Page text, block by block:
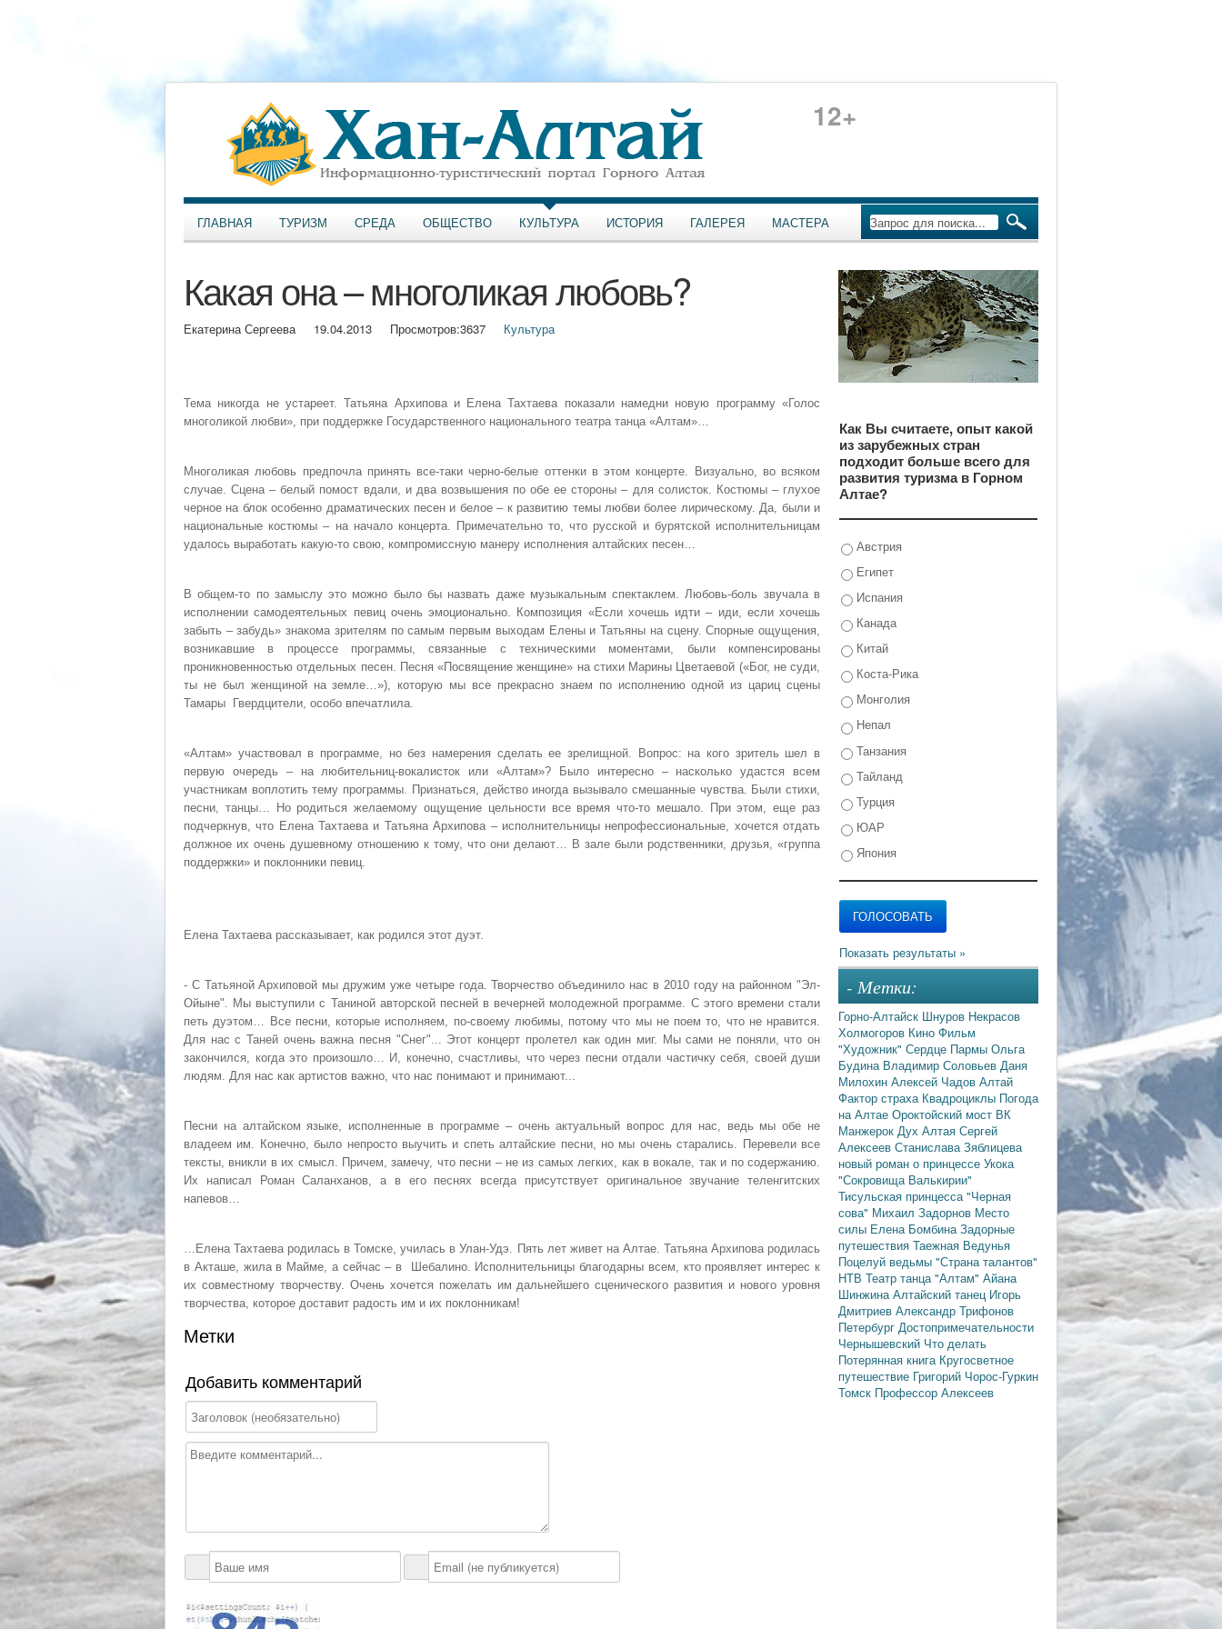
12+
ГЛАВНАЯ ТУРИЗМ СРЕДА ОБЩЕСТВО КУЛЬТУРА ИСТОРИЯ ГАЛЕРЕЯ МАСТЕРА
Какая она – многоликая любовь?
Екатерина Сергеева 19.04.2013 Просмотров:3637 Культура
Тема никогда не устареет. Татьяна Архипова и Елена Тахтаева показали намедни новую программу «Голос
многоликой любви», при поддержке Государственного национального театра танца «Алтам»…
Многоликая любовь предпочла принять все-таки черно-белые оттенки в этом концерте. Визуально, во всяком
случае. Сцена – белый помост вдали, и два возвышения по обе ее стороны – для солисток. Костюмы – глухое
черное на блок особенно драматических песен и белое – к развитию темы любви более лирическому. Да, были и
национальные костюмы – на начало концерта. Примечательно то, что русской и бурятской исполнительницам
удалось выработать какую-то свою, компромиссную манеру исполнения алтайских песен…
В общем-то по замыслу это можно было бы назвать даже музыкальным спектаклем. Любовь-боль звучала в
исполнении самодеятельных певиц очень эмоционально. Композиция «Если хочешь идти – иди, если хочешь
забыть – забудь» знакома зрителям по самым первым выходам Елены и Татьяны на сцену. Спорные ощущения,
возникавшие в процессе программы, связанные с техническими моментами, были компенсированы
проникновенностью отдельных песен. Песня «Посвящение женщине» на стихи Марины Цветаевой («Бог, не суди,
ты не был женщиной на земле…»), которую мы все прекрасно знаем по исполнению одной из цариц сцены
Тамары Гвердцители, особо впечатлила.
«Алтам» участвовал в программе, но без намерения сделать ее зрелищной. Вопрос: на кого зритель шел в
первую очередь – на любительниц-вокалисток или «Алтам»? Было интересно – насколько удастся всем
участникам воплотить тему программы. Признаться, действо иногда вызывало смешанные чувства. Были стихи,
песни, танцы… Но родиться желаемому ощущение цельности все время что-то мешало. При этом, еще раз
подчеркнув, что Елена Тахтаева и Татьяна Архипова – исполнительницы непрофессиональные, хочется отдать
должное их очень душевному отношению к тому, что они делают… В зале были родственники, друзья, «группа
поддержки» и поклонники певиц.
Елена Тахтаева рассказывает, как родился этот дуэт.
- С Татьяной Архиповой мы дружим уже четыре года. Творчество объединило нас в 2010 году на районном "Эл-
Ойыне". Мы выступили с Таниной авторской песней в вечерней молодежной программе. С этого времени стали
петь дуэтом… Все песни, которые исполняем, по-своему любимы, потому что мы не поем то, что не нравится.
Для нас с Таней очень важна песня "Снег"... Этот концерт пролетел как один миг. Мы сами не поняли, что он
закончился, когда это произошло… И, конечно, счастливы, что через песни отдали частичку себя, своей души
людям. Для нас как артистов важно, что нас понимают и принимают...
Песни на алтайском языке, исполненные в программе – очень актуальный вопрос для нас, ведь мы обе не
владеем им. Конечно, было непросто выучить и спеть алтайские песни, но мы очень старались. Перевели все
тексты, вникли в их смысл. Причем, замечу, что песни – не из самых легких, как в вокале, так и по содержанию.
Их написал Роман Саланханов, а в его песнях всегда присутствует оригинальное звучание теленгитских
напевов…
…Елена Тахтаева родилась в Томске, училась в Улан-Удэ. Пять лет живет на Алтае. Татьяна Архипова родилась
в Акташе, жила в Майме, а сейчас – в Шебалино. Исполнительницы благодарны всем, кто проявляет интерес к
их совместному творчеству. Очень хочется пожелать им дальнейшего сценического развития и нового уровня
творчества, которое доставит радость им и их поклонникам!
Метки
Добавить комментарий
Как Вы считаете, опыт какой
из зарубежных стран
подходит больше всего для
развития туризма в Горном
Алтае?
Австрия
Египет
Испания
Канада
Китай
Коста-Рика
Монголия
Непал
Танзания
Тайланд
Турция
ЮАР
Япония
- Метки:
Горно-Алтайск Шнуров Некрасов
Холмогоров Кино Фильм
"Художник" Сердце Пармы Ольга
Будина Владимир Соловьев Даня
Милохин Алексей Чадов Алтай
Фактор страха Квадроциклы Погода
на Алтае Ороктойский мост ВК
Манжерок Дух Алтая Сергей
Алексеев Станислава Зяблицева
новый роман о принцессе Укока
"Сокровища Валькирии"
Тисульская принцесса"Черная
сова" Михаил Задорнов Место
силы Елена БомбинаЗадорные
путешествия Таежная Ведунья
Поцелуй ведьмы "Страна талантов"
НТВ Театр танца "Алтам" Айана
ШинжинаАлтайский танец Игорь
Дмитриев Александр Трифонов
Петербург Достопримечательности
Чернышевский Что делать
Потерянная книга Кругосветное
путешествие Григорий Чорос-Гуркин
Томск Профессор Алексеев